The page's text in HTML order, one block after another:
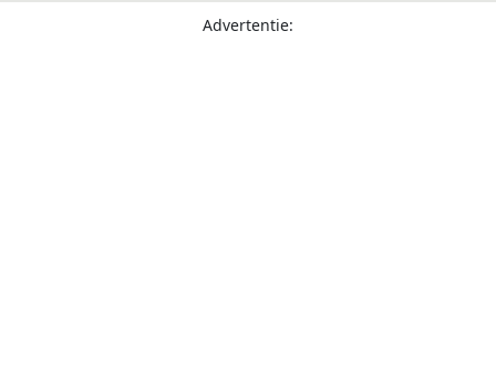
Advertentie: